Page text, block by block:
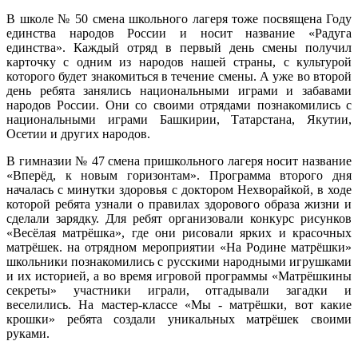
В школе № 50 смена школьного лагеря тоже посвящена Году
единства народов России и носит название «Радуга
единства». Каждый отряд в первый день смены получил
карточку с одним из народов нашей страны, с культурой
которого будет знакомиться в течение смены. А уже во второй
день ребята занялись национальными играми и забавами
народов России. Они со своими отрядами познакомились с
национальными играми Башкирии, Татарстана, Якутии,
Осетии и других народов.
В гимназии № 47 смена пришкольного лагеря носит название
«Вперёд, к новым горизонтам». Программа второго дня
началась с минутки здоровья с доктором Нехворайкой, в ходе
которой ребята узнали о правилах здорового образа жизни и
сделали зарядку. Для ребят организовали конкурс рисунков
«Весёлая матрёшка», где они рисовали ярких и красочных
матрёшек. на отрядном мероприятии «На Родине матрёшки»
школьники познакомились с русскими народными игрушками
и их историей, а во время игровой программы «Матрёшкины
секреты» участники играли, отгадывали загадки и
веселились. На мастер-классе «Мы - матрёшки, вот какие
крошки» ребята создали уникальных матрёшек своими
руками.